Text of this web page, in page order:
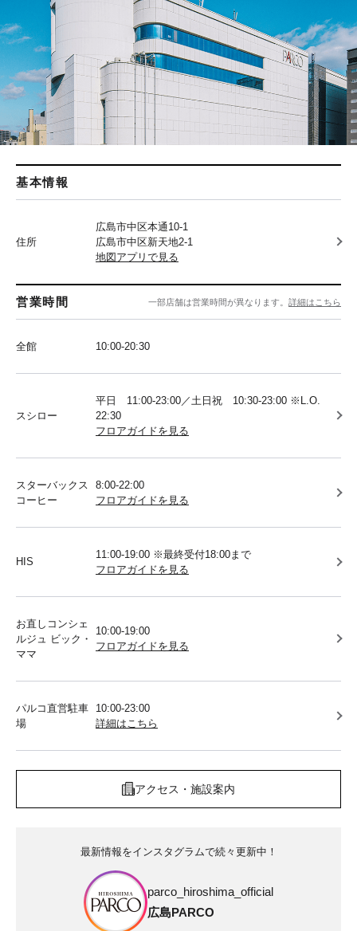
基本情報
住所
広島市中区本通10-1
広島市中区新天地2-1
地図アプリで見る
営業時間 一部店舗は営業時間が異なります。 詳細はこちら
全館 10:00-20:30
スシロー
平日 11:00-23:00／土日祝 10:30-23:00 ※L.O.
22:30
フロアガイドを見る
スターバックス
コーヒー
8:00-22:00
フロアガイドを見る
HIS
11:00-19:00 ※最終受付18:00まで
フロアガイドを見る
お直しコンシェ
ルジュ ビック・
ママ
10:00-19:00
フロアガイドを見る
パルコ直営駐車
場
10:00-23:00
詳細はこちら
アクセス・施設案内
最新情報をインスタグラムで続々更新中！
parco_hiroshima_official
広島PARCO